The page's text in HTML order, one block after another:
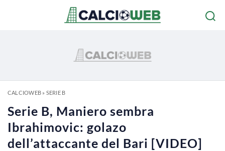
CALCIOWEB» SERIE B
Serie B, Maniero sembra
Ibrahimovic: golazo
dell’attaccante del Bari [VIDEO]